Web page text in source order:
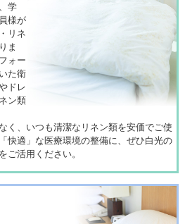
学
様が
リネ
ま
ォー
た衛
ドレ
ン類
く、いつも清潔なリネン類を安価でご使
快適」な医療環境の整備に、ぜひ白光の
ご活用ください。